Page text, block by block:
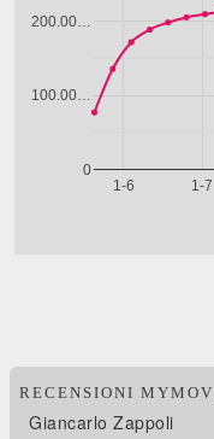
RECENSIONI
Giancarlo Zappoli